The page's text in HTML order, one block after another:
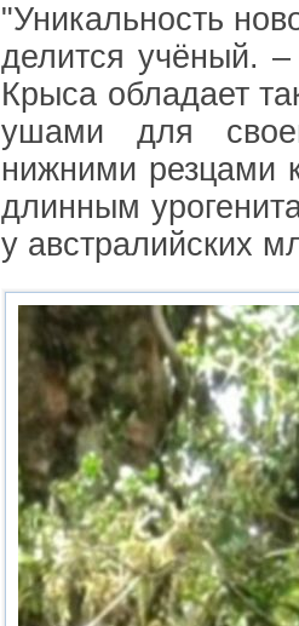
"Уникальность
делится учёный.
Крыса обладает
ушами для
нижними резцами
длинным
у австралийских